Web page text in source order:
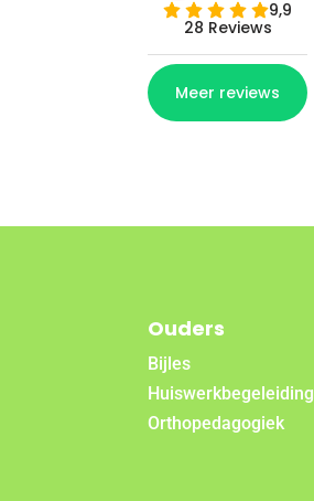
Ouders
Bijles
Huiswerkbegeleiding
Orthopedagogiek